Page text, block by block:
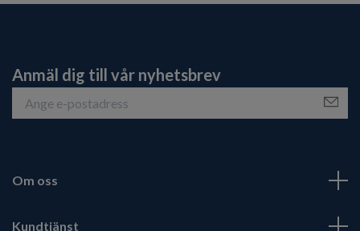
Anmäl dig till vår nyhetsbrev
Om oss
Kundtjänst